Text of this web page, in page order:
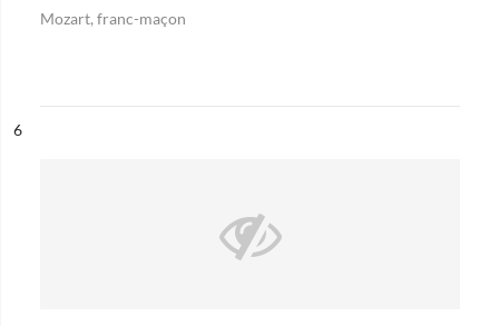
Mozart, franc-maçon
n°
6